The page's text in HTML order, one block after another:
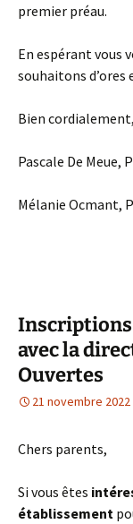
premier préau.
En espérant vous
souhaitons d’ores
Bien cordialement,
Pascale De Meue,
Mélanie Ocmant,
Inscriptions
avec la
Ouvertes
21 novembre 2022
Chers parents,
Si vous êtes
établissement